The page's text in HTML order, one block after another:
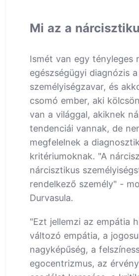
Mi az a
Ismét van egy tényleges
egészségügyi diagnózis
személyiségzavar, és
csomó ember, aki
van a világgal, akiknek
tendenciái vannak, de
megfelelnek a
kritériumoknak. "A
nárcisztikus
rendelkező személy" -
Durvasula.
"Ezt jellemzi az empátia
változó empátia, a
nagyképűség, a
egocentrizmus, az